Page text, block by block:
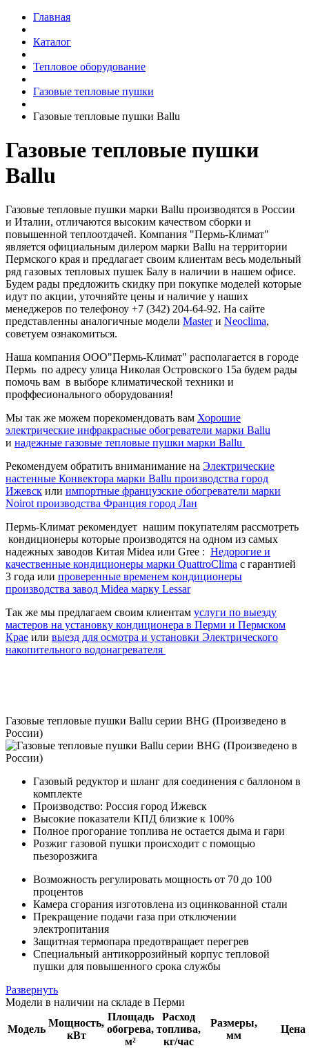
Главная
Каталог
Тепловое оборудование
Газовые тепловые пушки
Газовые тепловые пушки Ballu
Газовые тепловые пушки
Ballu
Газовые тепловые пушки марки Ballu производятся в России
и Италии, отличаются высоким качеством сборки и
повышенной теплоотдачей. Компания "Пермь-Климат"
является официальным дилером марки Ballu на территории
Пермского края и предлагает своим клиентам весь модельный
ряд газовых тепловых пушек Балу в наличии в нашем офисе.
Будем рады предложить скидку при покупке моделей которые
идут по акции, уточняйте цены и наличие у наших
менеджеров по телефоноу +7 (342) 204-64-92. На сайте
представленны аналогичные модели Masterи Neoclima,
советуем ознакомиться.
Наша компания ООО"Пермь-Климат" располагается в городе
Пермь по адресу улица Николая Островского 15а будем рады
помочь вам в выборе климатической техники и
проффесионального оборудования!
Мы так же можем порекомендовать вам Хорошие
электрические инфракрасные обогреватели марки Ballu
и надежные газовые тепловые пушки марки Ballu
Рекомендуем обратить вниманимание на Электрические
настенные Конвектора марки Ballu производства город
Ижевск или импортные французские обогреватели марки
Noirot производства Франция город Лан
Пермь-Климат рекомендует нашим покупателям рассмотреть
кондиционеры которые производятся на одном из самых
надежных заводов Китая Midea или Gree : Недорогие и
качественные кондиционеры марки QuattroClima с гарантией
3 года или проверенные временем кондиционеры
производства завод Midea марку Lessar
Так же мы предлагаем своим клиентам услуги по выезду
мастеров на установку кондиционера в Перми и Пермском
Крае или выезд для осмотра и установки Электрического
накопительного водонагревателя
Газовые тепловые пушки Ballu серии BHG (Произведено в
России)
Газовый редуктор и шланг для соединения с баллоном в
комплекте
Производство: Россия город Ижевск
Высокие показатели КПД близкие к 100%
Полное прогорание топлива не остается дыма и гари
Розжиг газовой пушки происходит с помощью
пьезорозжига
Возможность регулировать мощность от 70 до 100
процентов
Камера сгорания изготовлена из оцинкованной стали
Прекращение подачи газа при отключении
электропитания
Защитная термопара предотвращает перегрев
Специальный антикоррозийный корпус тепловой
пушки для повышенного срока службы
Развернуть
Модели в наличии на складе в Перми
Модель
Мощность,
кВт
Площадь
обогрева,
м²
Расход
топлива,
кг/час
Размеры,
мм
Цена